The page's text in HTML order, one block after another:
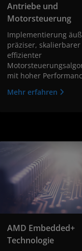
Antriebe und
Motorsteuerung
Implementierung
präziser,
effizienter
mit hoher
Mehr erfahren
AMD Embedded+
Technologie